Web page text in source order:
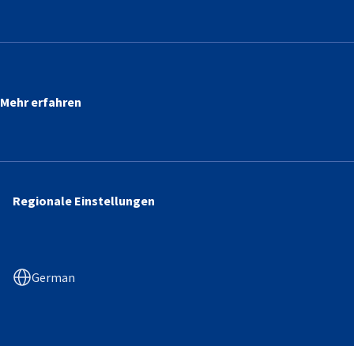
Mehr erfahren
Regionale Einstellungen
German